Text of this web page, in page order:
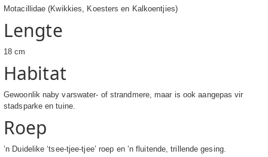
Motacillidae (Kwikkies, Koesters en Kalkoentjies)
Lengte
18 cm
Habitat
Gewoonlik naby varswater- of strandmere, maar is ook aangepas vir
stadsparke en tuine.
Roep
’n Duidelike ‘tsee-tjee-tjee’ roep en ’n fluitende, trillende gesing.